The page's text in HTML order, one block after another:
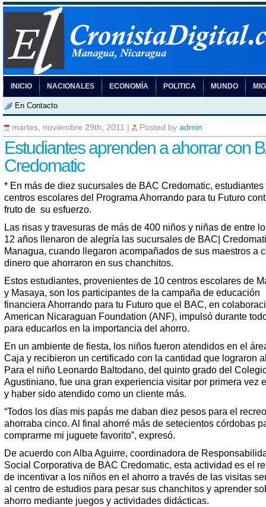
INICIO NACIONALES ECONOMÍA POLITICA MUNDO
En Contacto
martes, noviembre 29th, 2011 Posted by admin
Estudiantes aprenden a ahorrar con
Credomatic
* En más de diez sucursales de BAC Credomatic, estudiantes
centros escolares del Programa Ahorrando para tu Futuro
fruto de su esfuerzo.
Las risas y travesuras de más de 400 niños y niñas de entre
12 años llenaron de alegría las sucursales de BAC|
Managua, cuando llegaron acompañados de sus maestros a
dinero que ahorraron en sus chanchitos.
Estos estudiantes, provenientes de 10 centros escolares de
y Masaya, son los participantes de la campaña de educación
financiera Ahorrando para tu Futuro que el BAC, en
American Nicaraguan Foundation (ANF), impulsó durante
para educarlos en la importancia del ahorro.
En un ambiente de fiesta, los niños fueron atendidos en el
Caja y recibieron un certificado con la cantidad que lograron
Para el niño Leonardo Baltodano, del quinto grado del
Agustiniano, fue una gran experiencia visitar por primera vez
y haber sido atendido como un cliente más.
“Todos los días mis papás me daban diez pesos para el
ahorraba cinco. Al final ahorré más de setecientos córdobas
comprarme mi juguete favorito”, expresó.
De acuerdo con Alba Aguirre, coordinadora de
Social Corporativa de BAC Credomatic, esta actividad es el
de incentivar a los niños en el ahorro a través de las visitas
al centro de estudios para pesar sus chanchitos y aprender
ahorro mediante juegos y actividades didácticas.